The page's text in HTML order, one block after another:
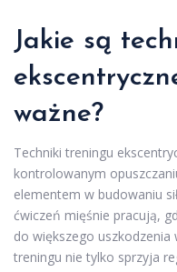
Jakie są
ważne?
Techniki treningu
kontrolowanym
elementem w budowaniu
ćwiczeń mięśnie pracują,
do większego uszkodzenia
treningu nie tylko sprzyja